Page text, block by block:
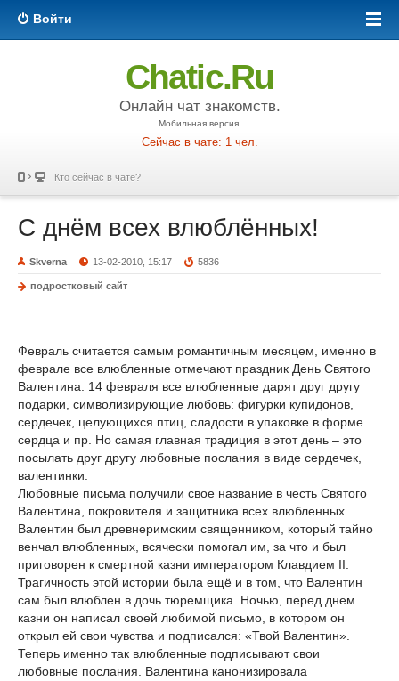
Войти
Chatic.Ru
Онлайн чат знакомств.
Мобильная версия.
Сейчас в чате: 1 чел.
Кто сейчас в чате?
С днём всех влюблённых!
Skverna 13-02-2010, 15:17 5836
подростковый сайт
Февраль считается самым романтичным месяцем, именно в
феврале все влюбленные отмечают праздник День Святого
Валентина. 14 февраля все влюбленные дарят друг другу
подарки, символизирующие любовь: фигурки купидонов,
сердечек, целующихся птиц, сладости в упаковке в форме
сердца и пр. Но самая главная традиция в этот день – это
посылать друг другу любовные послания в виде сердечек,
валентинки.
Любовные письма получили свое название в честь Святого
Валентина, покровителя и защитника всех влюбленных.
Валентин был древнеримским священником, который тайно
венчал влюбленных, всячески помогал им, за что и был
приговорен к смертной казни императором Клавдием II
Трагичность этой истории была ещё и в том, что Валентин
сам был влюблен в дочь тюремщика. Ночью, перед днем
казни он написал своей любимой письмо, в котором он
открыл ей свои чувства и подписался: «Твой Валентин».
Теперь именно так влюбленные подписывают свои
любовные послания. Валентина канонизировала